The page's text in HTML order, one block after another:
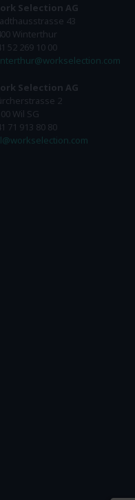
Selection AG
43
Winterthur
52 269 10 00
Selection AG
2
Wil SG
71 913 80 80